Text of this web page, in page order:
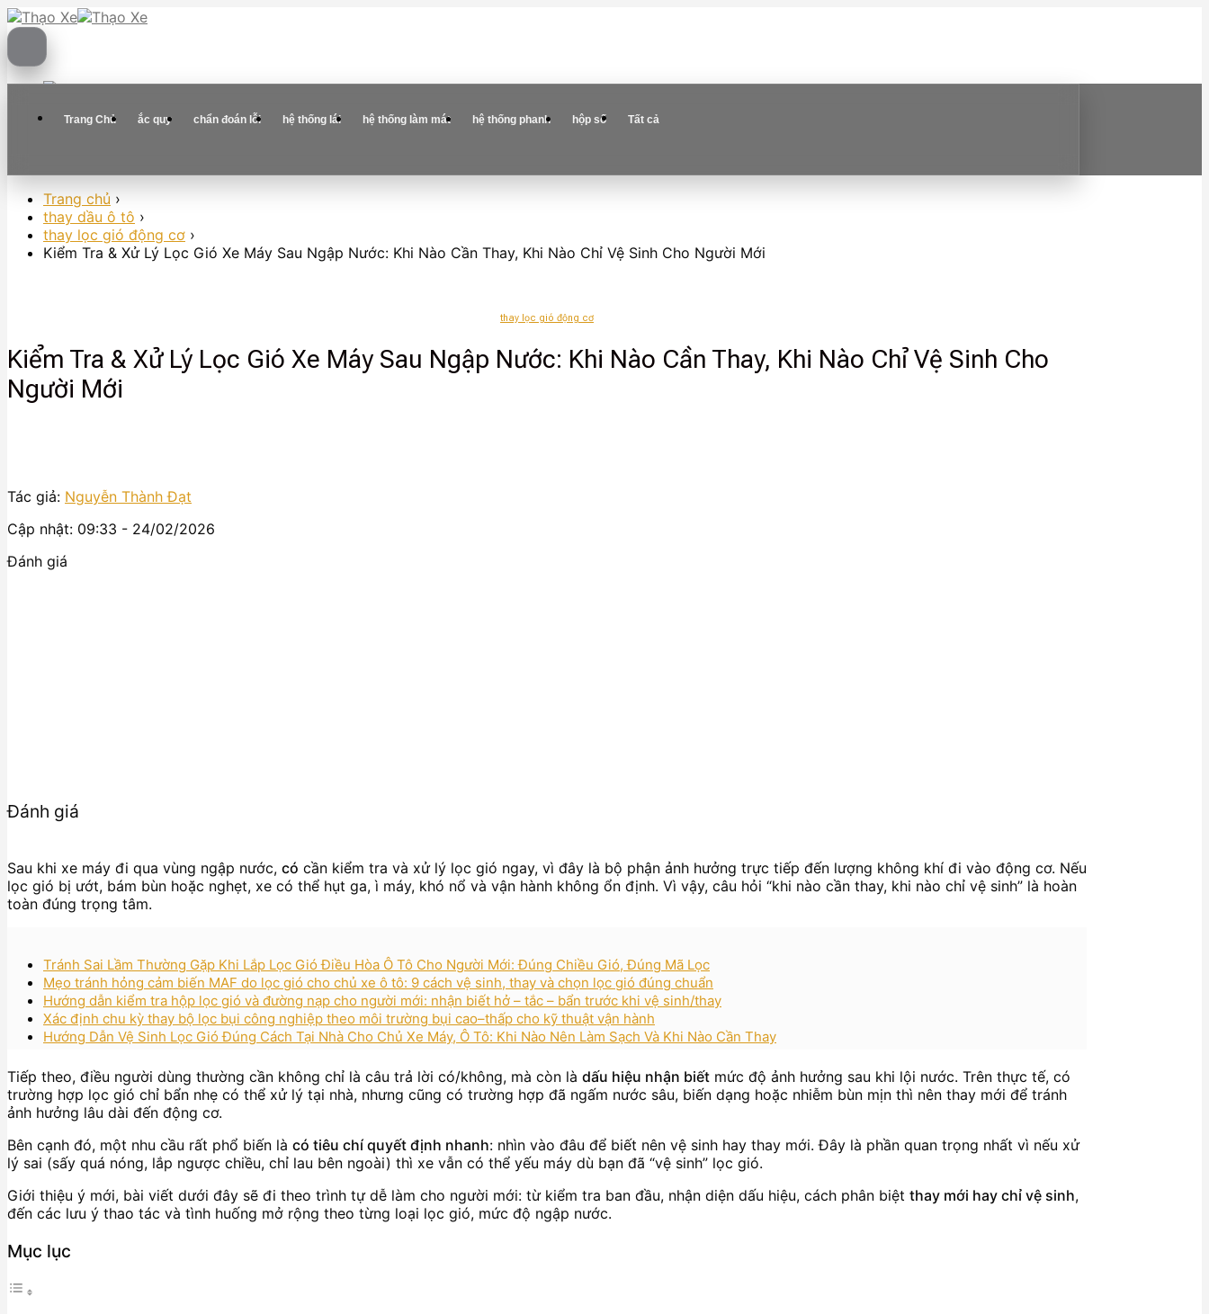
Skip
to
Trang Chủ ắc quy chẩn đoán lỗi hệ thống lái hệ thống làm mát hệ thống phanh hộp số Tất cả
Trang chủ ›
thay dầu ô tô ›
thay lọc gió động cơ ›
Kiểm Tra & Xử Lý Lọc Gió Xe Máy Sau Ngập Nước: Khi Nào Cần Thay, Khi Nào Chỉ Vệ Sinh Cho Người Mới
thay lọc gió động cơ
Kiểm Tra & Xử Lý Lọc Gió Xe Máy Sau Ngập Nước: Khi Nào Cần Thay, Khi Nào Chỉ Vệ Sinh Cho
Người Mới
Tác giả: Nguyễn Thành Đạt
Cập nhật: 09:33 - 24/02/2026
Đánh giá
Đánh giá
Sau khi xe máy đi qua vùng ngập nước, có cần kiểm tra và xử lý lọc gió ngay, vì đây là bộ phận ảnh hưởng trực tiếp đến lượng không khí đi vào động cơ. Nếu
lọc gió bị ướt, bám bùn hoặc nghẹt, xe có thể hụt ga, ì máy, khó nổ và vận hành không ổn định. Vì vậy, câu hỏi “khi nào cần thay, khi nào chỉ vệ sinh” là hoàn
toàn đúng trọng tâm.
Tránh Sai Lầm Thường Gặp Khi Lắp Lọc Gió Điều Hòa Ô Tô Cho Người Mới: Đúng Chiều Gió, Đúng Mã Lọc
Mẹo tránh hỏng cảm biến MAF do lọc gió cho chủ xe ô tô: 9 cách vệ sinh, thay và chọn lọc gió đúng chuẩn
Hướng dẫn kiểm tra hộp lọc gió và đường nạp cho người mới: nhận biết hở – tắc – bẩn trước khi vệ sinh/thay
Xác định chu kỳ thay bộ lọc bụi công nghiệp theo môi trường bụi cao–thấp cho kỹ thuật vận hành
Hướng Dẫn Vệ Sinh Lọc Gió Đúng Cách Tại Nhà Cho Chủ Xe Máy, Ô Tô: Khi Nào Nên Làm Sạch Và Khi Nào Cần Thay
Tiếp theo, điều người dùng thường cần không chỉ là câu trả lời có/không, mà còn là dấu hiệu nhận biết mức độ ảnh hưởng sau khi lội nước. Trên thực tế, có
trường hợp lọc gió chỉ bẩn nhẹ có thể xử lý tại nhà, nhưng cũng có trường hợp đã ngấm nước sâu, biến dạng hoặc nhiễm bùn mịn thì nên thay mới để tránh
ảnh hưởng lâu dài đến động cơ.
Bên cạnh đó, một nhu cầu rất phổ biến là có tiêu chí quyết định nhanh: nhìn vào đâu để biết nên vệ sinh hay thay mới. Đây là phần quan trọng nhất vì nếu xử
lý sai (sấy quá nóng, lắp ngược chiều, chỉ lau bên ngoài) thì xe vẫn có thể yếu máy dù bạn đã “vệ sinh” lọc gió.
Giới thiệu ý mới, bài viết dưới đây sẽ đi theo trình tự dễ làm cho người mới: từ kiểm tra ban đầu, nhận diện dấu hiệu, cách phân biệt thay mới hay chỉ vệ sinh,
đến các lưu ý thao tác và tình huống mở rộng theo từng loại lọc gió, mức độ ngập nước.
Mục lục